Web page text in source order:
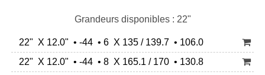
Grandeurs disponibles : 22"
22" X 12.0" • -44 • 6 X 135 / 139.7 • 106.0
22" X 12.0" • -44 • 8 X 165.1 / 170 • 130.8